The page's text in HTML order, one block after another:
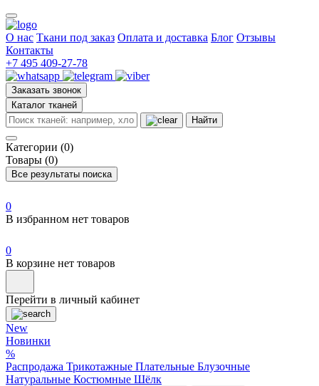
О нас Ткани под заказ Оплата и доставка Блог Отзывы
Контакты
+7 495 409-27-78
Заказать звонок
Каталог тканей
Найти
Категории (0)
Товары (0)
Все результаты поиска
0
В избранном нет товаров
0
В корзине нет товаров
Перейти в личный кабинет
New
Новинки
%
Распродажа Трикотажные Плательные Блузочные
Натуральные Костюмные Шёлк